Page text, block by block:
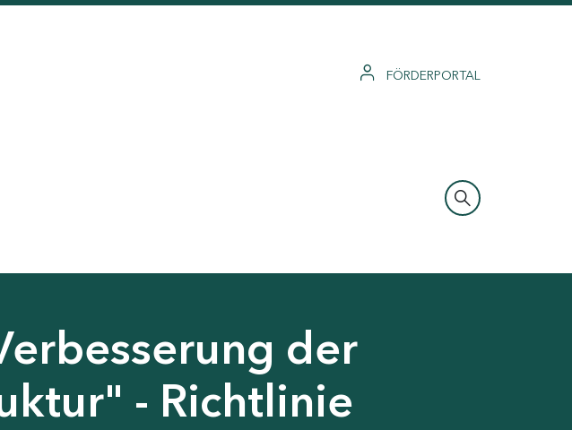
FÖRDERPORTAL
der
- Richtlinie